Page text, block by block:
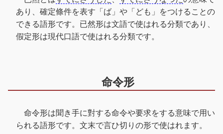
あり、確定條件を表す「ば」や「ども」をつけることの
できる語形です。已然形は文語で使はれる分類であり、
假定形は現代口語で使はれる分類です。
命令形
命令形は聞き手に對する命令や要求をする意味で用い
られる語形です。文末で言ひ切りの形で使はれます。